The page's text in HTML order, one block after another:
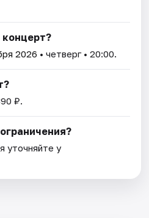
концерт?
2026 • четверг • 20:00.
₽.
уточняйте у